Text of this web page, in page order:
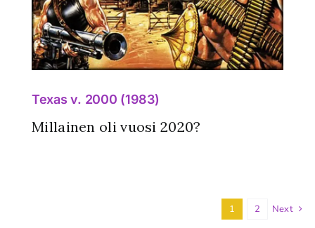
Texas v. 2000 (1983)
Millainen oli vuosi 2020?
1 2 Next